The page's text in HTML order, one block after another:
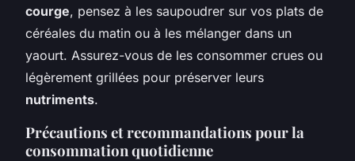
courge, pensez à les saupoudrer sur vos plats de
céréales du matin ou à les mélanger dans un
yaourt. Assurez-vous de les consommer crues ou
légèrement grillées pour préserver leurs
nutriments.
Précautions et recommandations pour la
consommation quotidienne